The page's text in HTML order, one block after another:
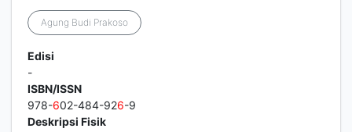
Agung Budi Prakoso
Edisi
-
ISBN/ISSN
978-602-484-926-9
Deskripsi Fisik